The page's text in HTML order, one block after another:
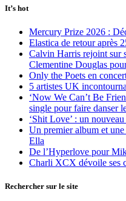
It’s hot
Mercury Prize 2026 :
Elastica de retour après
Calvin Harris rejoint sur
Clementine Douglas
Only the Poets en
5 artistes UK
‘Now We Can’t Be
single pour faire danser
‘Shit Love’ : un
Un premier album et
Ella
De l’Hyperlove pour
Charli XCX dévoile ses
Rechercher sur le site